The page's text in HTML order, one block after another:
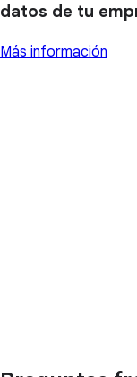
datos de tu
Más información